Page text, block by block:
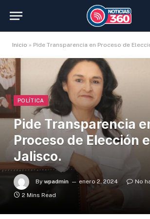
Inicio » Pide Transparencia en Proceso de
POLÍTICA
Pide Transparencia
Proceso de Elección
Jalisco.
By wpadmin enero 2, 2024
No
2 Mins Read